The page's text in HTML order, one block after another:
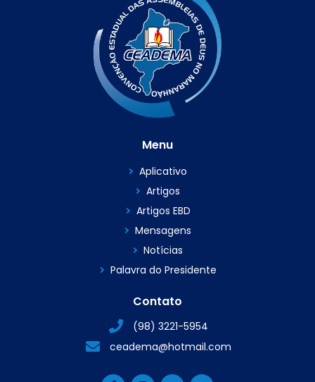
Menu
Aplicativo
Artigos
Artigos EBD
Mensagens
Notícias
Palavra do Presidente
Contato
(98) 3221-5954
ceadema@hotmail.com